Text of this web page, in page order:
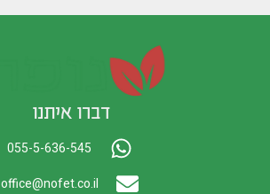
דברו איתנו
055-5-636-545
office@nofet.co.il